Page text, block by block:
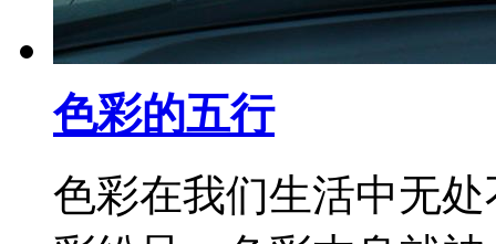
色彩的五行
色彩在我们生活中无